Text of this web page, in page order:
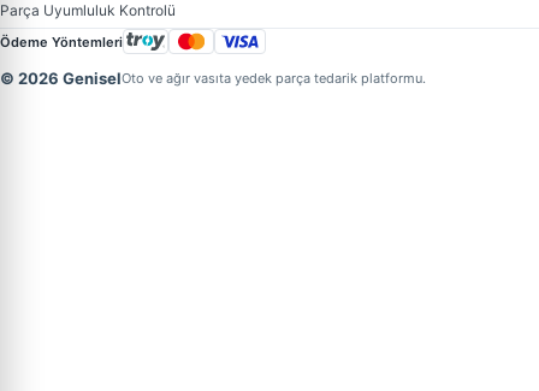
Parça Uyumluluk Kontrolü
Ödeme Yöntemleri
© 2026 GeniselOto ve ağır vasıta yedek parça tedarik platformu.